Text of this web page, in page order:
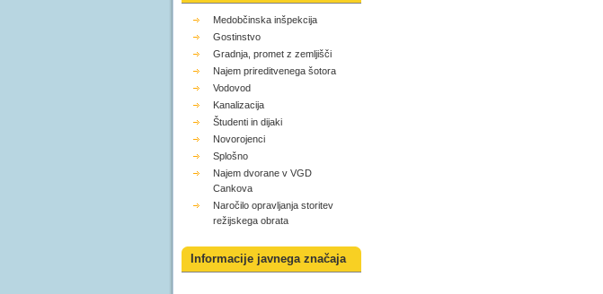
Medobčinska inšpekcija
Gostinstvo
Gradnja, promet z zemljišči
Najem prireditvenega šotora
Vodovod
Kanalizacija
Študenti in dijaki
Novorojenci
Splošno
Najem dvorane v VGD
Cankova
Naročilo opravljanja storitev
režijskega obrata
Informacije javnega značaja